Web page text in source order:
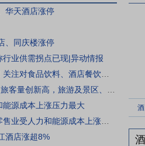
华天酒店涨停
、同庆楼涨停
业供需拐点已现|异动情报
源成本上涨压力最大
酒店涨超8%